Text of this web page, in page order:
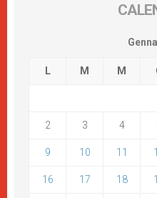
L M M
2 3 4
9 10 11
16 17 18